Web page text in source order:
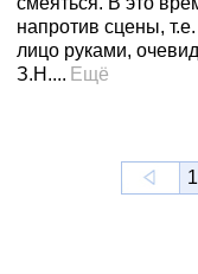
напротив сцены,
лицо руками,
З.Н.... Ещё
1